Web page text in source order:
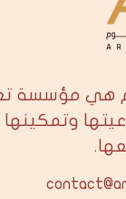
هي